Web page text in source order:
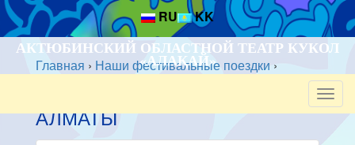
RU KK
АКТЮБИНСКИЙ ОБЛАСТНОЙ ТЕАТР КУКОЛ
«АЛАҚАЙ»
Главная › Наши фестивальные поездки ›
АЛМАТЫ